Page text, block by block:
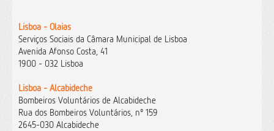
Lisboa - Olaias
Serviços Sociais da Câmara Municipal de Lisboa
Avenida Afonso Costa, 41
1900 - 032 Lisboa
Lisboa - Alcabideche
Bombeiros Voluntários de Alcabideche
Rua dos Bombeiros Voluntários, nº 159
2645-030 Alcabideche